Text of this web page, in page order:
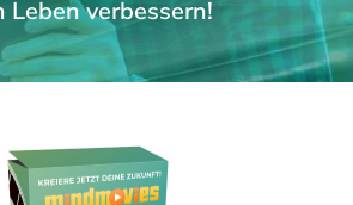
Leben verbessern!